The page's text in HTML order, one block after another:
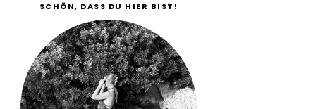
SCHÖN, DASS DU HIER BIST!